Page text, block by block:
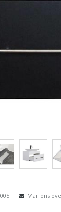
Mail ons